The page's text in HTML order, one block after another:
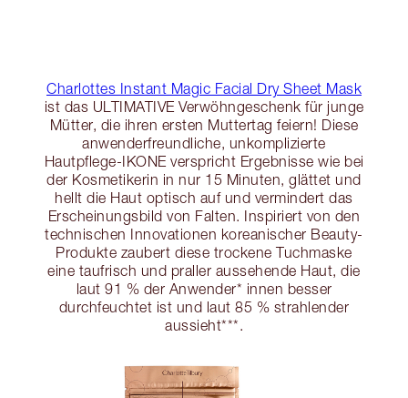
Charlottes Instant Magic Facial Dry Sheet Mask
ist das ULTIMATIVE Verwöhngeschenk für junge
Mütter, die ihren ersten Muttertag feiern! Diese
anwenderfreundliche, unkomplizierte
Hautpflege-IKONE verspricht Ergebnisse wie bei
der Kosmetikerin in nur 15 Minuten, glättet und
hellt die Haut optisch auf und vermindert das
Erscheinungsbild von Falten. Inspiriert von den
technischen Innovationen koreanischer Beauty-
Produkte zaubert diese trockene Tuchmaske
eine taufrisch und praller aussehende Haut, die
laut 91 % der Anwender* innen besser
durchfeuchtet ist und laut 85 % strahlender
aussieht***.